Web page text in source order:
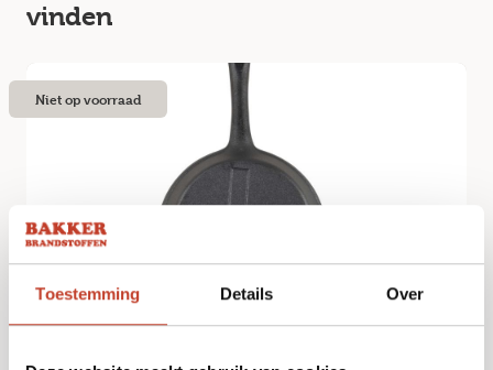
Toestemming Details Over
vinden
The Windmill – Skillet Mini
Niet op voorraad